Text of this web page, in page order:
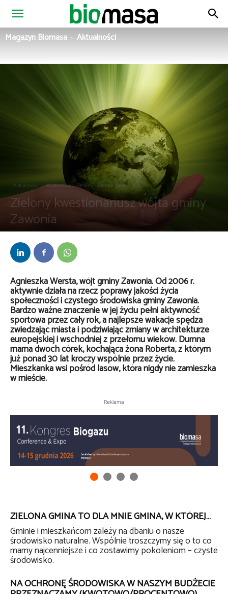
Magazyn
Magazyn Biomasa Aktualności
Aktualności Wiadomości z Polski Zielona gmina
Zielony kwestionariusz wójta gminy
Zawonia
Agnieszka Wersta, wójt gminy Zawonia. Od 2006 r.
aktywnie działa na rzecz poprawy jakości życia
społeczności i czystego środowiska gminy Zawonia.
Bardzo ważne znaczenie w jej życiu pełni aktywność
sportowa przez cały rok, a najlepsze wakacje spędza
zwiedzając miasta i podziwiając zmiany w architekturze
europejskiej i wschodniej z przełomu wieków. Dumna
mama dwóch córek, kochająca żona Roberta, z którym
już ponad 30 lat kroczy wspólnie przez życie.
Mieszkanka wsi pośród lasów, która nigdy nie zamieszka
w mieście.
Reklama
ZIELONA GMINA TO DLA MNIE GMINA, W KTÓREJ…
Gminie i mieszkańcom zależy na dbaniu o nasze
środowisko naturalne. Wspólnie troszczymy się o to co
mamy najcenniejsze i co zostawimy pokoleniom – czyste
środowisko.
NA OCHRONĘ ŚRODOWISKA W NASZYM BUDŻECIE